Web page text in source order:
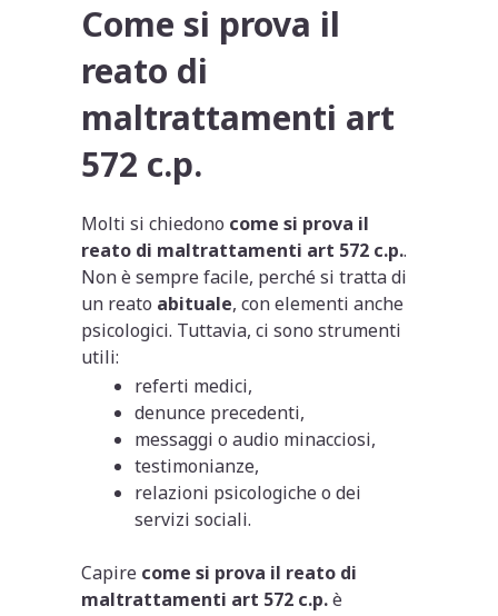
Come si prova il
reato di
maltrattamenti art
572 c.p.
Molti si chiedono come si prova il
reato di maltrattamenti art 572 c.p..
Non è sempre facile, perché si tratta di
un reato abituale, con elementi anche
psicologici. Tuttavia, ci sono strumenti
utili:
referti medici,
denunce precedenti,
messaggi o audio minacciosi,
testimonianze,
relazioni psicologiche o dei
servizi sociali.
Capire come si prova il reato di
maltrattamenti art 572 c.p.è